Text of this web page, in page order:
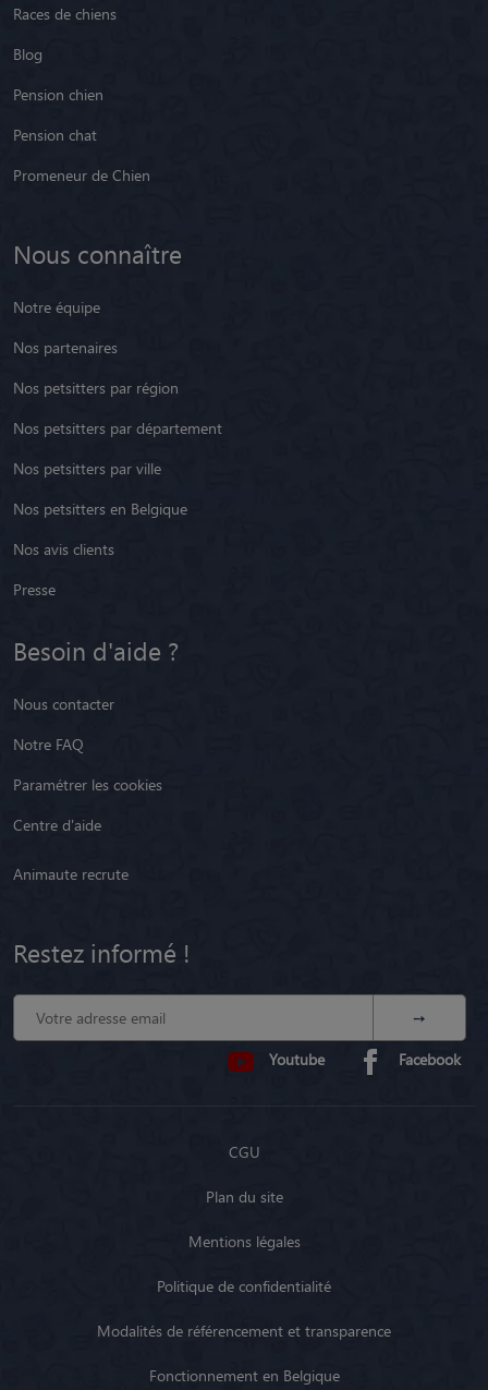
Races de chiens
Blog
Pension chien
Pension chat
Promeneur de Chien
Nous connaître
Notre équipe
Nos partenaires
Nos petsitters par région
Nos petsitters par département
Nos petsitters par ville
Nos petsitters en Belgique
Nos avis clients
Presse
Besoin d'aide ?
Nous contacter
Notre FAQ
Paramétrer les cookies
Centre d'aide
Animaute recrute
Restez informé !
Youtube Facebook
CGU
Plan du site
Mentions légales
Politique de confidentialité
Modalités de référencement et transparence
Fonctionnement en Belgique